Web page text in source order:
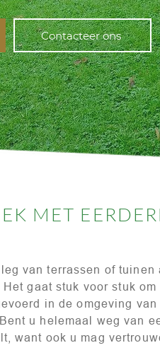
Contacteer ons
MET
van terrassen of
gaat stuk voor stuk
in de omgeving
u helemaal weg van
want ook u mag